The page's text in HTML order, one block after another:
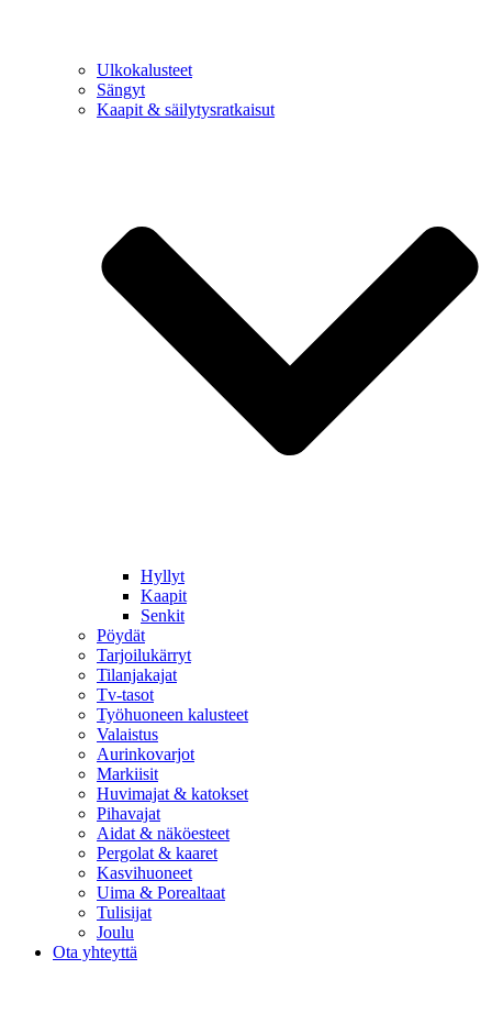
Ulkokalusteet
Sängyt
Kaapit & säilytysratkaisut
Hyllyt
Kaapit
Senkit
Pöydät
Tarjoilukärryt
Tilanjakajat
Tv-tasot
Työhuoneen kalusteet
Valaistus
Aurinkovarjot
Markiisit
Huvimajat & katokset
Pihavajat
Aidat & näköesteet
Pergolat & kaaret
Kasvihuoneet
Uima & Porealtaat
Tulisijat
Joulu
Ota yhteyttä